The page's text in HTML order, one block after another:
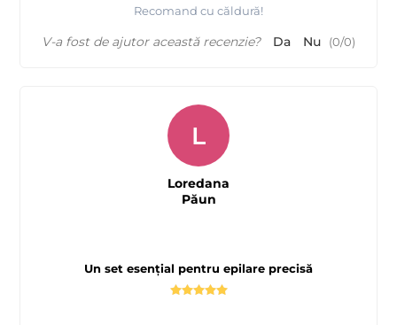
Recomand cu căldură!
V-a fost de ajutor această recenzie? Da Nu (0/0)
Un set esențial pentru epilare precisă
L
Loredana
Păun